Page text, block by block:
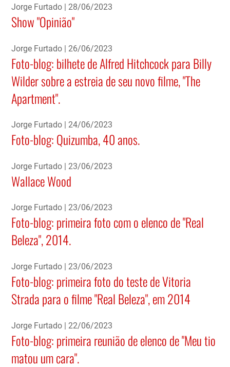
Jorge Furtado 28/06/2023
Show "Opinião"
Jorge Furtado 26/06/2023
Foto-blog: bilhete de Alfred Hitchcock para Billy
Wilder sobre a estreia de seu novo filme, "The
Apartment".
Jorge Furtado 24/06/2023
Foto-blog: Quizumba, 40 anos.
Jorge Furtado 23/06/2023
Wallace Wood
Jorge Furtado 23/06/2023
Foto-blog: primeira foto com o elenco de "Real
Beleza", 2014.
Jorge Furtado 23/06/2023
Foto-blog: primeira foto do teste de Vitoria
Strada para o filme "Real Beleza", em 2014
Jorge Furtado 22/06/2023
Foto-blog: primeira reunião de elenco de "Meu tio
matou um cara".